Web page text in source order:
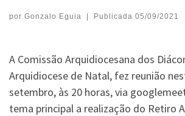
por Gonzalo Eguia | Publicada 05/09/2021
A Comissão Arquidiocesana dos
Arquidiocese de Natal, fez reunião
setembro, às 20 horas, via
tema principal a realização do Retiro